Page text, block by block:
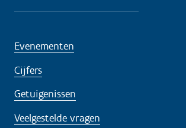
Evenementen
Cijfers
Getuigenissen
Veelgestelde vragen